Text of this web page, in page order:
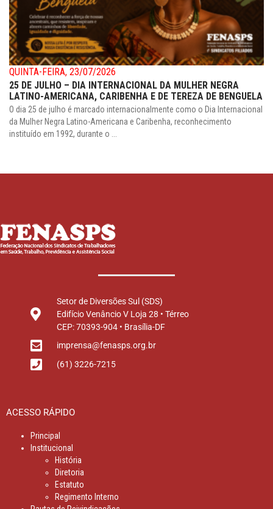
QUINTA-FEIRA, 23/07/2026
25 DE JULHO – DIA INTERNACIONAL DA MULHER NEGRA
LATINO-AMERICANA, CARIBENHA E DE TEREZA DE BENGUELA
O dia 25 de julho é marcado internacionalmente como o Dia Internacional
da Mulher Negra Latino-Americana e Caribenha, reconhecimento
instituído em 1992, durante o ...
Setor de Diversões Sul (SDS)
Edifício Venâncio V Loja 28 • Térreo
CEP: 70393-904 • Brasília-DF
imprensa@fenasps.org.br
(61) 3226-7215
ACESSO RÁPIDO
Principal
Institucional
História
Diretoria
Estatuto
Regimento Interno